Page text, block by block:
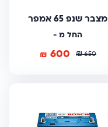
מצבר שנפ 65 אמפר
החל מ -
650
₪
600
₪